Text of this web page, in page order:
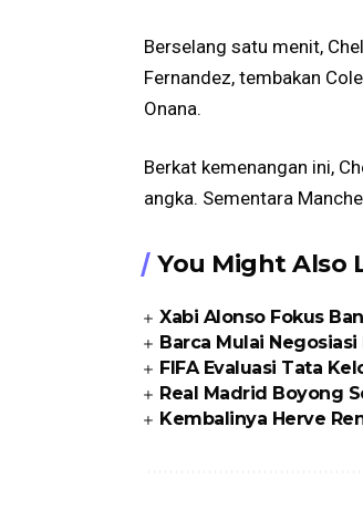
Berselang satu menit,
Fernandez, tembakan
Onana.
Berkat kemenangan ini,
angka. Sementara
You Might Also
Xabi Alonso Fokus
Barca Mulai
FIFA Evaluasi Tata
Real Madrid Boyong
Kembalinya Herve